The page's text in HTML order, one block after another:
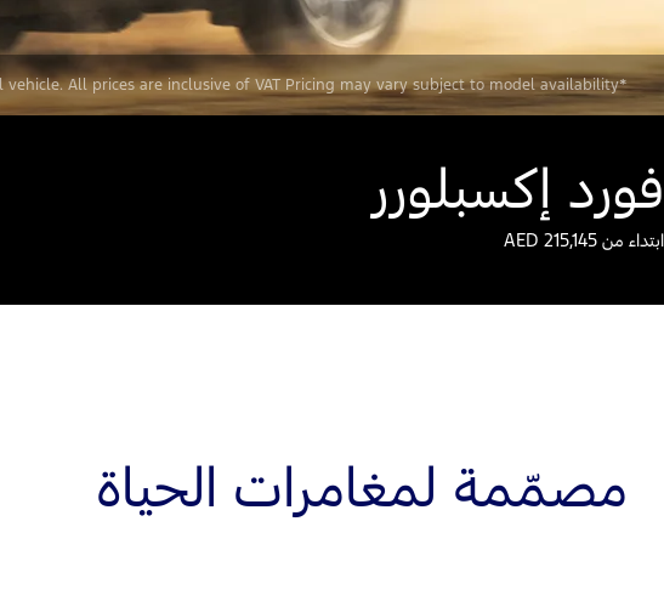
*The images & specifications displayed may not be of the actual vehicle. All prices are inclusive of VAT Pricing may vary subject to model availability”
فورد إكسبلورر
ابتداء من AED 215,145
مصمّمة لمغامرات الحياة